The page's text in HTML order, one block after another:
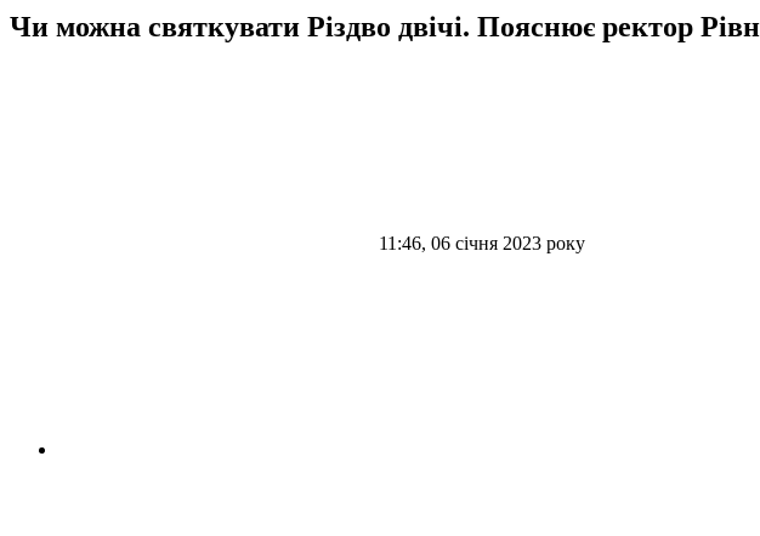
Чи можна святкувати Різдво двічі. Пояснює ректор
11:46, 06 січня 2023 року